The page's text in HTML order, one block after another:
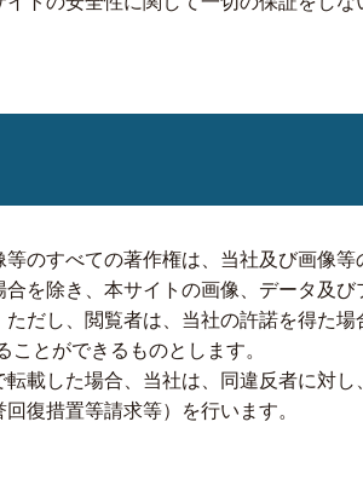
のすべての著作権は、当社及び画像等
を除き、本サイトの画像、データ及び
だし、閲覧者は、当社の許諾を得た場
とができるものとします。
載した場合、当社は、同違反者に対
復措置等請求等）を行います。